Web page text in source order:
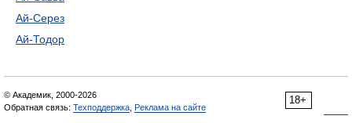
Ай-Серез
Ай-Тодор
18+
© Академик, 2000-2026
Обратная связь: Техподдержка Реклама на сайте